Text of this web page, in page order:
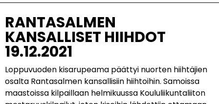
RANTASALMEN
KANSALLISET HIIHDOT
19.12.2021
Loppuvuoden kisarupeama päättyi nuorten hiihtäjien
osalta Rantasalmen kansallisiin hiihtoihin. Samoissa
maastoissa kilpaillaan helmikuussa Koululiikuntaliiton